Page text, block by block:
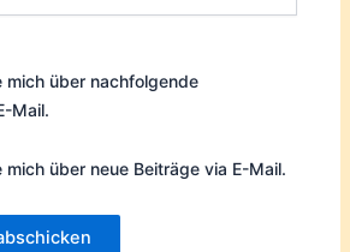
mich über nachfolgende
Mail.
mich über neue Beiträge via E-Mail.